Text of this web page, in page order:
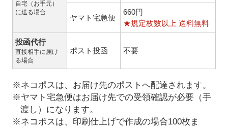
自宅（お手元）
に送る場合
ヤマト宅急便
660円
★規定枚数以上 送料無料
投函代行
直接相手に届け
る場合
ポスト投函 不要
※ネコポスは、お届け先のポストへ配達されます。
※ヤマト宅急便はお届け先での受領確認が必要（手
渡し）になります。
※ネコポスは、印刷仕上げで作成の場合100枚ま